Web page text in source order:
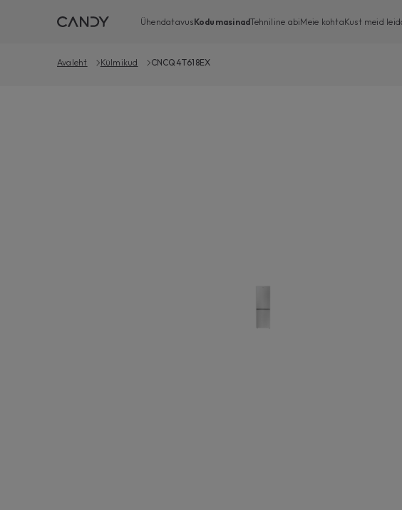
ÜhendatavusKodumasinadTehniline abiMeie kohtaKust meid
Avaleht Külmikud CNCQ4T618EX